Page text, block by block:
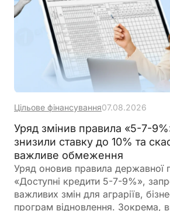
Цільове фінансування07.08.2026
Уряд змінив правила «5-7-
знизили ставку до 10% та
важливе обмеження
Уряд оновив правила державної
«Доступні кредити 5-7-9%»,
важливих змін для аграріїв,
програм відновлення. Зокрема,